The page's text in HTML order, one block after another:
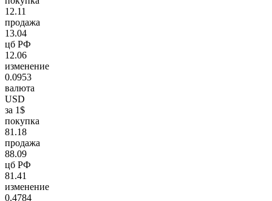
12.11
продажа
13.04
цб РФ
12.06
изменение
0.0953
валюта
USD
за 1$
покупка
81.18
продажа
88.09
цб РФ
81.41
изменение
0.4784